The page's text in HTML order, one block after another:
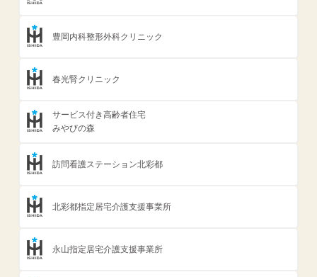
豊岡内科整形外科クリニック
春光腎クリニック
サービス付き高齢者住宅
みやびの森
訪問看護ステーション北彩都
北彩都指定居宅介護支援事業所
永山指定居宅介護支援事業所